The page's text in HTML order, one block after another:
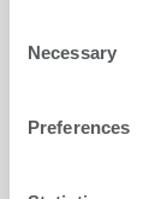
Selection
Necessary
Preferences